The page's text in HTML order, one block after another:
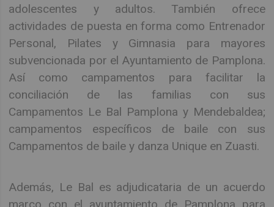
adolescentes y adultos. También ofrece
actividades de puesta en forma como Entrenador
Personal, Pilates y Gimnasia para mayores
subvencionada por el Ayuntamiento de Pamplona.
Así como campamentos para facilitar la
conciliación de las familias con sus
Campamentos Le Bal Pamplona y Mendebaldea;
campamentos específicos de baile con sus
Campamentos de baile y danza Unique en Zuasti.
Además, Le Bal es adjudicataria de un acuerdo
marco con el ayuntamiento de Pamplona para